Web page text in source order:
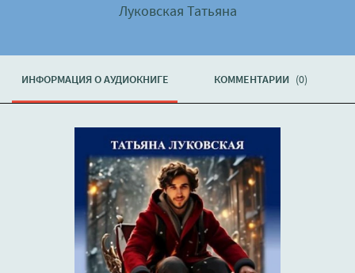
Луковская Татьяна
ИНФОРМАЦИЯ О АУДИОКНИГЕ КОММЕНТАРИИ (0)